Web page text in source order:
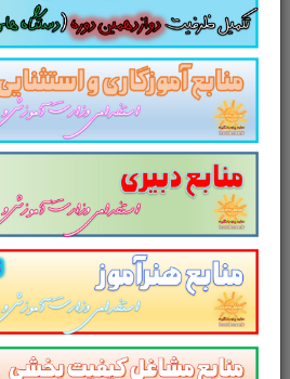
همه داوطلبین شرکت کننده
وزارت آموزش و پرورش
از دیگر منابع آزمون
آموزش و پرورش در
یادگیری دیدن
و
در یک نمای